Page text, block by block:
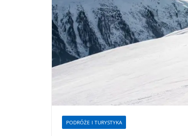
PODRÓŻE I TURYSTYKA